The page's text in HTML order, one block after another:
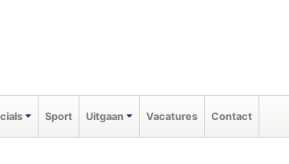
Sport Uitgaan Vacatures Contact